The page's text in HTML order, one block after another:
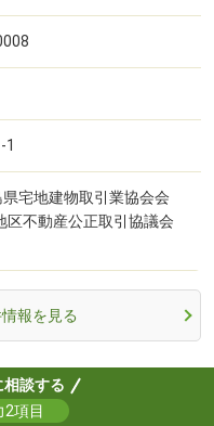
1
宅地建物取引業協会会
区不動産公正取引協議会
報を見る
相談する
項目